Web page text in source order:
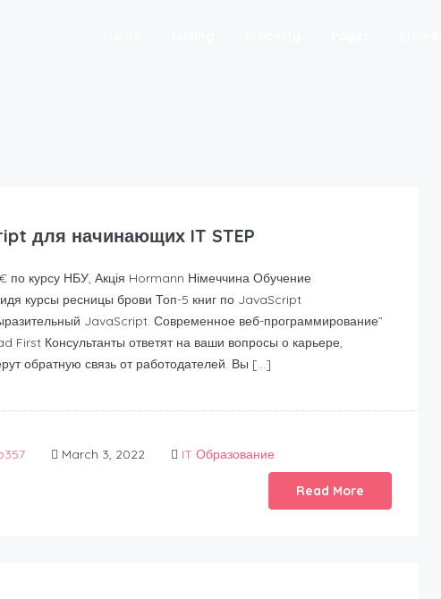
для начинающих IT STEP
по курсу НБУ, Акція Hormann Німеччина Обучение
курсы ресницы брови Топ-5 книг по JavaScript
JavaScript. Современное веб-программирование”
First Консультанты ответят на ваши вопросы о карьере,
обратную связь от работодателей. Вы […]
March 3, 2022 IT Образование
Read More